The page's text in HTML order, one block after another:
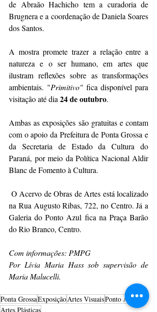
de Abraão Hachicho tem a curadoria de
Brugnera e a coordenação de Daniela Soares
dos Santos.
A mostra promete trazer a relação entre a
natureza e o ser humano, em artes que
ilustram reflexões sobre as transformações
ambientais. "Primitivo" fica disponível para
visitação até dia 24 de outubro.
Ambas as exposições são gratuitas e contam
com o apoio da Prefeitura de Ponta Grossa e
da Secretaria de Estado da Cultura do
Paraná, por meio da Política Nacional Aldir
Blanc de Fomento à Cultura.
na Rua Augusto Ribas, 722, no Centro. Já a
Galeria do Ponto Azul fica na Praça Barão
do Rio Branco, Centro.
Com informações: PMPG
Por Lívia Maria Hass sob supervisão de
Maria Malucelli.
Ponta GrossaExposiçãoArtes VisuaisPonto Azul
Artes Plásticas